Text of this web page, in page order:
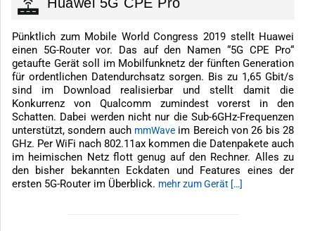
Pünktlich zum Mobile World Congress 2019 stellt Huawei
einen 5G-Router vor. Das auf den Namen “5G CPE Pro“
getaufte Gerät soll im Mobilfunknetz der fünften Generation
für ordentlichen Datendurchsatz sorgen. Bis zu 1,65 Gbit/s
sind im Download realisierbar und stellt damit die
Konkurrenz von Qualcomm zumindest vorerst in den
Schatten. Dabei werden nicht nur die Sub-6GHz-Frequenzen
unterstützt, sondern auch mmWave im Bereich von 26 bis 28
GHz. Per WiFi nach 802.11ax kommen die Datenpakete auch
im heimischen Netz flott genug auf den Rechner. Alles zu
den bisher bekannten Eckdaten und Features eines der
ersten 5G-Router im Überblick. mehr zum Gerät […]